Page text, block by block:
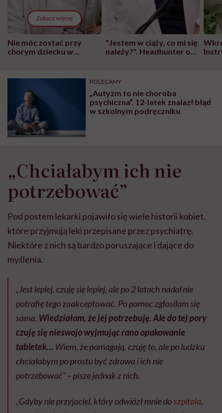
Zobacz więcej
Nie móc zostać przy
chorym dziecku w
może chyba tylko
wyobraźni"
"Jestem w ciąży, co mi się
należy?". Headhunter o
pracy
POLECAMY
„Autyzm to nie choroba
psychiczna”. 12-latek znalazł błąd
w szkolnym podręczniku
„Chciałabym ich nie
potrzebować”
Pod postem lekarki pojawiło się wiele historii kobiet,
które przyjmują leki przepisane przez psychiatrę.
Niektóre z nich są bardzo poruszające i dające do
myślenia.
„Jest lepiej, czuję się lepiej, ale po 2 latach nadal nie
potrafię tego zaakceptować. Po pomoc zgłosiłam się
sama. Wiedziałam, że jej potrzebuję. Ale do tej pory
czuję się nieswojo wyjmując rano opakowanie
tabletek… Wiem, że pomagają, czuję to, ale po ludzku
chciałabym po prostu być zdrowa i ich nie
potrzebować” – pisze jednak z nich.
„Gdyby nie przyjaciel, który odwiózł mnie doszpitala,